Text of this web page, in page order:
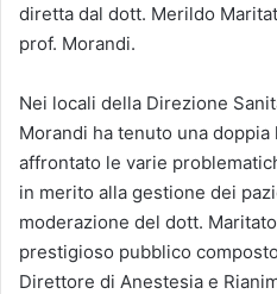
diretta dal dott. Merildo
prof. Morandi.
Nei locali della Direzione
Morandi ha tenuto una
affrontato le varie
in merito alla gestione dei
moderazione del dott.
prestigioso pubblico
Direttore di Anestesia e